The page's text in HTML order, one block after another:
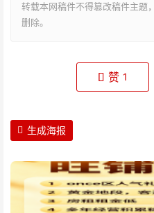
转载本网稿件不得篡改稿件主题
删除。
赞 1
生成海报